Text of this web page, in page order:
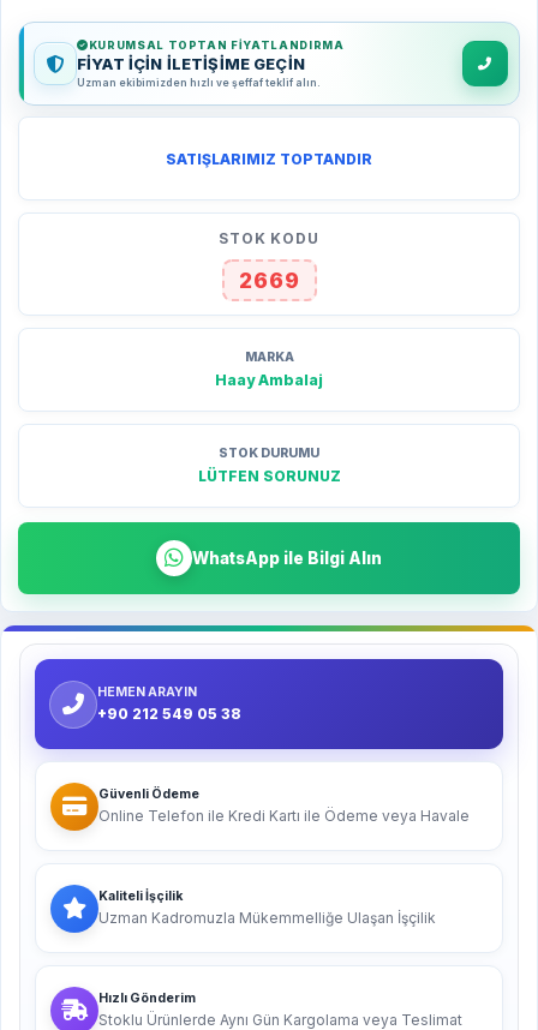
KURUMSAL TOPTAN FIYATLANDIRMA
FİYAT İÇİN İLETİŞİME GEÇİN
Uzman ekibimizden hızlı ve şeffaf teklif alın.
SATIŞLARIMIZ TOPTANDIR
STOK KODU
2669
MARKA
Haay Ambalaj
STOK DURUMU
LÜTFEN SORUNUZ
WhatsApp ile Bilgi Alın
HEMEN ARAYIN
+90 212 549 05 38
Güvenli Ödeme
Online Telefon ile Kredi Kartı ile Ödeme veya Havale
Kaliteli İşçilik
Uzman Kadromuzla Mükemmelliğe Ulaşan İşçilik
Hızlı Gönderim
Stoklu Ürünlerde Aynı Gün Kargolama veya Teslimat